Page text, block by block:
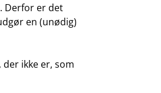
Derfor er det
en (unødig)
ikke er, som